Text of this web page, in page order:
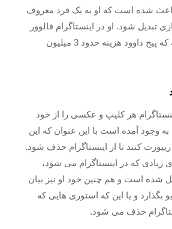
باعث شده است که او به یک فرد معروف
تبدیل شود. او در اینستاگرام فالوور
های زیادی دارد به این گونه که پیج داوود هزینه حدود 3 میلیون
هر کلیپ و عکسی را از خود
وجود آمده است با این عنوان که این
کنند تا از اینستاگرام حذف شود.
زیادی که در اینستاگرام می شود،
شده است و هم چنین خود او نیز بیان
بگذارد و یا این که استوری هایی که
حذف می شود.